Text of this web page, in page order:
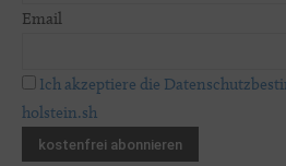
Email
Ich akzeptiere die
holstein.sh